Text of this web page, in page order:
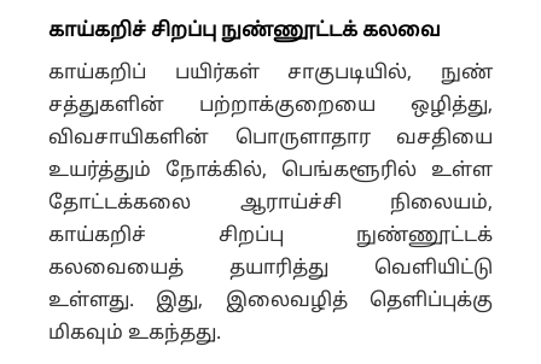
காய்கறிச் சிறப்பு நுண்ணூட்டக் கலவை
காய்கறிப் பயிர்கள் சாகுபடியில், நுண்
சத்துகளின் பற்றாக்குறையை ஒழித்து,
விவசாயிகளின் பொருளாதார வசதியை
உயர்த்தும் நோக்கில், பெங்களூரில் உள்ள
தோட்டக்கலை ஆராய்ச்சி நிலையம்,
காய்கறிச் சிறப்பு நுண்ணூட்டக்
கலவையைத் தயாரித்து வெளியிட்டு
உள்ளது. இது, இலைவழித் தெளிப்புக்கு
மிகவும் உகந்தது.